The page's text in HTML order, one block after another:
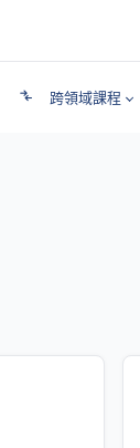
跨領域課程